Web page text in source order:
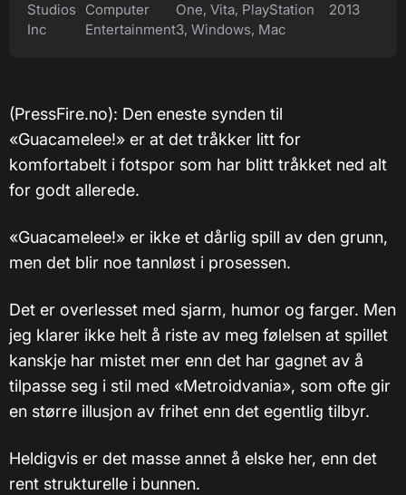
Studios
Inc
Computer
Entertainment
One, Vita, PlayStation
3, Windows, Mac
2013
(PressFire.no): Den eneste synden til
«Guacamelee!» er at det tråkker litt for
komfortabelt i fotspor som har blitt tråkket ned alt
for godt allerede.
«Guacamelee!» er ikke et dårlig spill av den grunn,
men det blir noe tannløst i prosessen.
Det er overlesset med sjarm, humor og farger. Men
jeg klarer ikke helt å riste av meg følelsen at spillet
kanskje har mistet mer enn det har gagnet av å
tilpasse seg i stil med «Metroidvania», som ofte gir
en større illusjon av frihet enn det egentlig tilbyr.
Heldigvis er det masse annet å elske her, enn det
rent strukturelle i bunnen.